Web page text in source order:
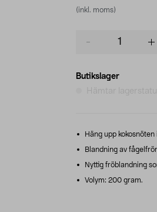
(inkl. moms)
Butikslager
Hämtar
Häng upp
Blandning av
Nyttig fröblandning
Volym: 200 gram.